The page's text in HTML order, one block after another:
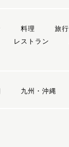
料理 旅行
レストラン
九州・沖縄